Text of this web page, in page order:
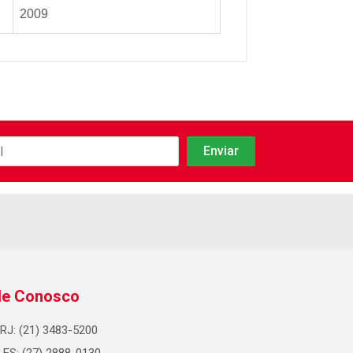
2009
Conosco
RJ: (21) 3483-5200